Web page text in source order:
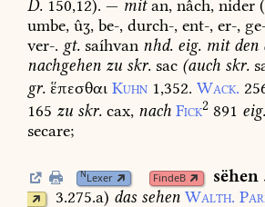
ord.
D. 150,12). — mitan, nâch, nider (
umbe, ûʒ, be-, durch-, ent-, er-,
ver-. gt. saíhvan nhd. eig. mitden
nachgehen zu skr. sac (auch skr.
gr. ἕπεσθαι Kuhn 1,352. Wack.
165 zu skr. cax, nach Fick2 891
secare;
NLexer FindeB sëhen
3.275.a) dassehen Walth.